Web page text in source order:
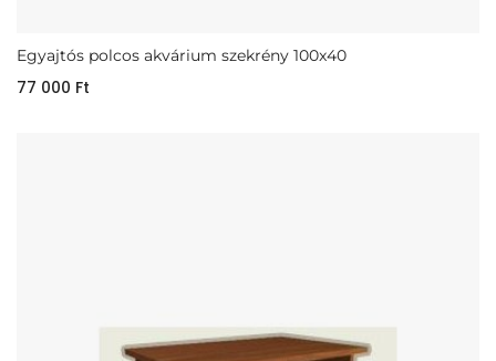
Egyajtós polcos akvárium szekrény 100x40
77 000 Ft